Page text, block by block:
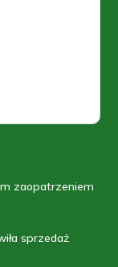
zaopatrzeniem
sprzedaż